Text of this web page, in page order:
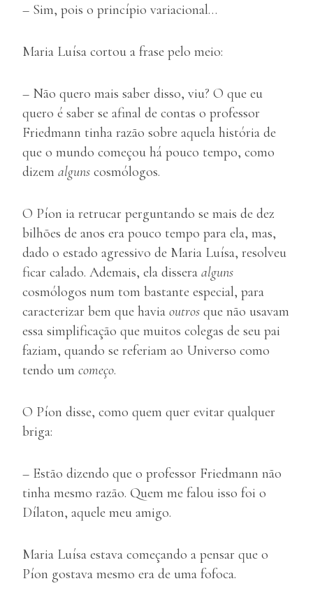
– Sim, pois o princípio variacional…
Maria Luísa cortou a frase pelo meio:
– Não quero mais saber disso, viu? O que eu
quero é saber se afinal de contas o professor
Friedmann tinha razão sobre aquela história de
que o mundo começou há pouco tempo, como
dizem alguns cosmólogos.
O Píon ia retrucar perguntando se mais de dez
bilhões de anos era pouco tempo para ela, mas,
dado o estado agressivo de Maria Luísa, resolveu
ficar calado. Ademais, ela dissera alguns
cosmólogos num tom bastante especial, para
caracterizar bem que havia outros que não usavam
essa simplificação que muitos colegas de seu pai
faziam, quando se referiam ao Universo como
tendo um começo.
O Píon disse, como quem quer evitar qualquer
briga:
– Estão dizendo que o professor Friedmann não
tinha mesmo razão. Quem me falou isso foi o
Dílaton, aquele meu amigo.
Maria Luísa estava começando a pensar que o
Píon gostava mesmo era de uma fofoca.